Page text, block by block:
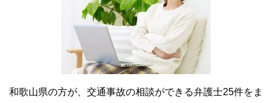
和歌山県の方が、交通事故の相談ができる弁護士25件をま